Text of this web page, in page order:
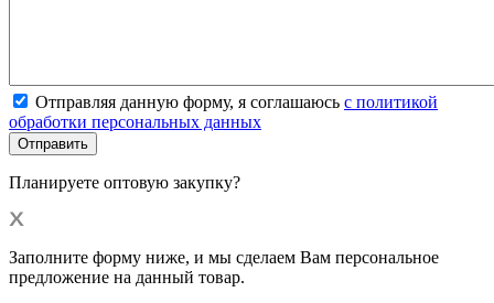
Отправляя данную форму, я соглашаюсь с политикой
обработки персональных данных
Планируете оптовую закупку?
Заполните форму ниже, и мы сделаем Вам персональное
предложение на данный товар.